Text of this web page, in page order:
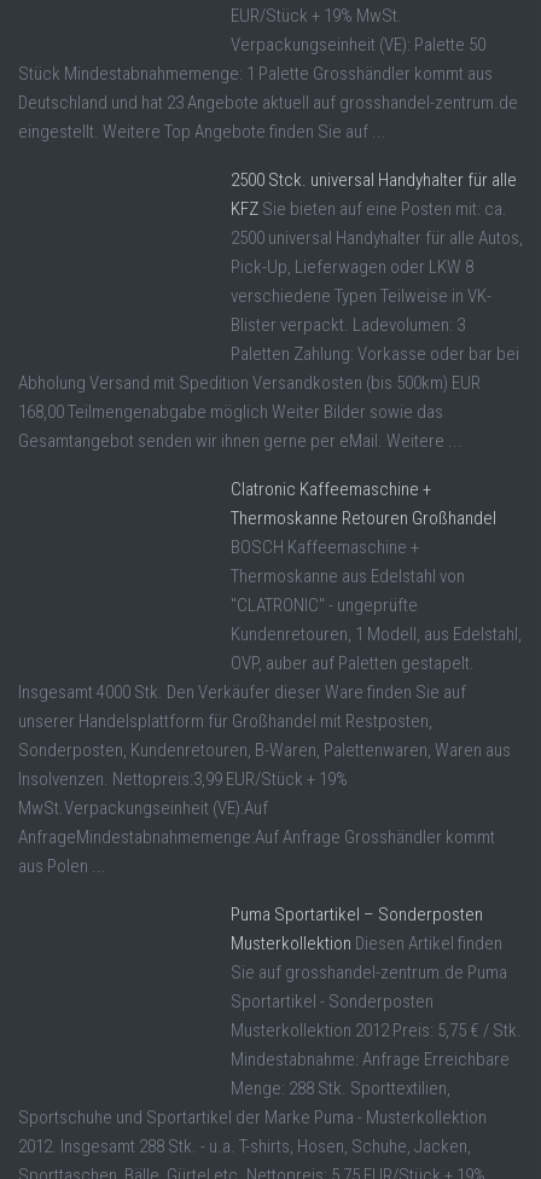
EUR/Stück + 19% MwSt.
Verpackungseinheit (VE): Palette 50
Stück Mindestabnahmemenge: 1 Palette Grosshändler kommt aus
Deutschland und hat 23 Angebote aktuell auf grosshandel-zentrum.de
eingestellt. Weitere Top Angebote finden Sie auf ...
2500 Stck. universal Handyhalter für alle
KFZ Sie bieten auf eine Posten mit: ca.
2500 universal Handyhalter für alle Autos,
Pick-Up, Lieferwagen oder LKW 8
verschiedene Typen Teilweise in VK-
Blister verpackt. Ladevolumen: 3
Paletten Zahlung: Vorkasse oder bar bei
Abholung Versand mit Spedition Versandkosten (bis 500km) EUR
168,00 Teilmengenabgabe möglich Weiter Bilder sowie das
Gesamtangebot senden wir ihnen gerne per eMail. Weitere ...
Clatronic Kaffeemaschine +
Thermoskanne Retouren Großhandel
BOSCH Kaffeemaschine +
Thermoskanne aus Edelstahl von
"CLATRONIC" - ungeprüfte
Kundenretouren, 1 Modell, aus Edelstahl,
OVP, auber auf Paletten gestapelt.
Insgesamt 4000 Stk. Den Verkäufer dieser Ware finden Sie auf
unserer Handelsplattform für Großhandel mit Restposten,
Sonderposten, Kundenretouren, B-Waren, Palettenwaren, Waren aus
Insolvenzen. Nettopreis:3,99 EUR/Stück + 19%
MwSt.Verpackungseinheit (VE):Auf
AnfrageMindestabnahmemenge:Auf Anfrage Grosshändler kommt
aus Polen ...
Puma Sportartikel – Sonderposten
Musterkollektion Diesen Artikel finden
Sie auf grosshandel-zentrum.de Puma
Sportartikel - Sonderposten
Musterkollektion 2012 Preis: 5,75 € / Stk.
Mindestabnahme: Anfrage Erreichbare
Menge: 288 Stk. Sporttextilien,
Sportschuhe und Sportartikel der Marke Puma - Musterkollektion
2012. Insgesamt 288 Stk. - u.a. T-shirts, Hosen, Schuhe, Jacken,